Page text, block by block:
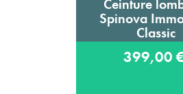
Ajouter au
Ceinture
Spinova
Classic
399,00